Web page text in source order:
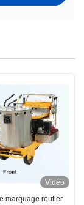
Vidéo
marquage routier